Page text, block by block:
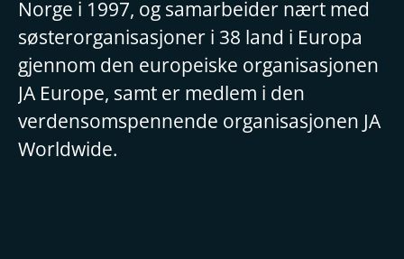
Norge i 1997, og samarbeider nært med
søsterorganisasjoner i 38 land i Europa
gjennom den europeiske organisasjonen
JA Europe, samt er medlem i den
verdensomspennende organisasjonen JA
Worldwide.